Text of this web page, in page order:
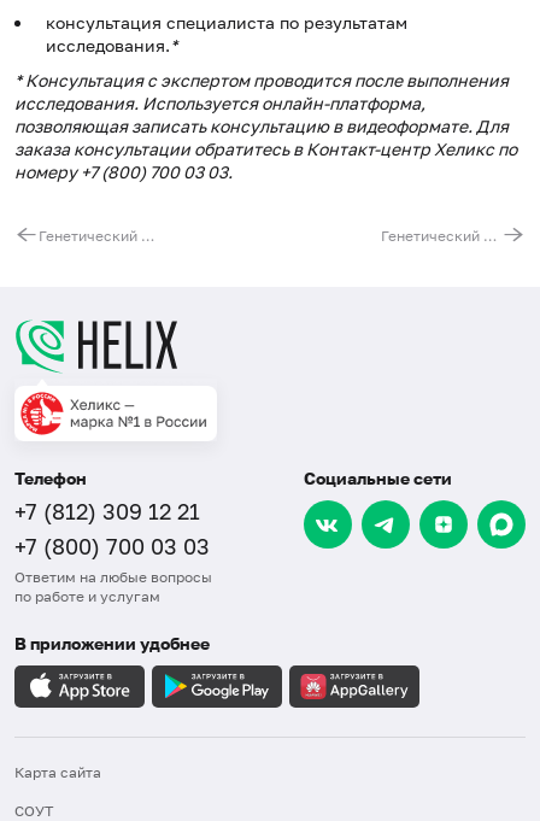
консультация специалиста по результатам
исследования.*
* Консультация с экспертом проводится после выполнения
исследования. Используется онлайн-платформа,
позволяющая записать консультацию в видеоформате. Для
заказа консультации обратитесь в Контакт-центр Хеликс по
номеру +7 (800) 700 03 03.
Генетический паспорт «Особенности питания и спорт (7 генов)» Генетический паспорт «Экспертный подход к здоровью (55 генов)»
Телефон
+7 (812) 309 12 21
+7 (800) 700 03 03
Ответим на любые вопросы
по работе и услугам
Социальные сети
В приложении удобнее
Карта сайта
СОУТ